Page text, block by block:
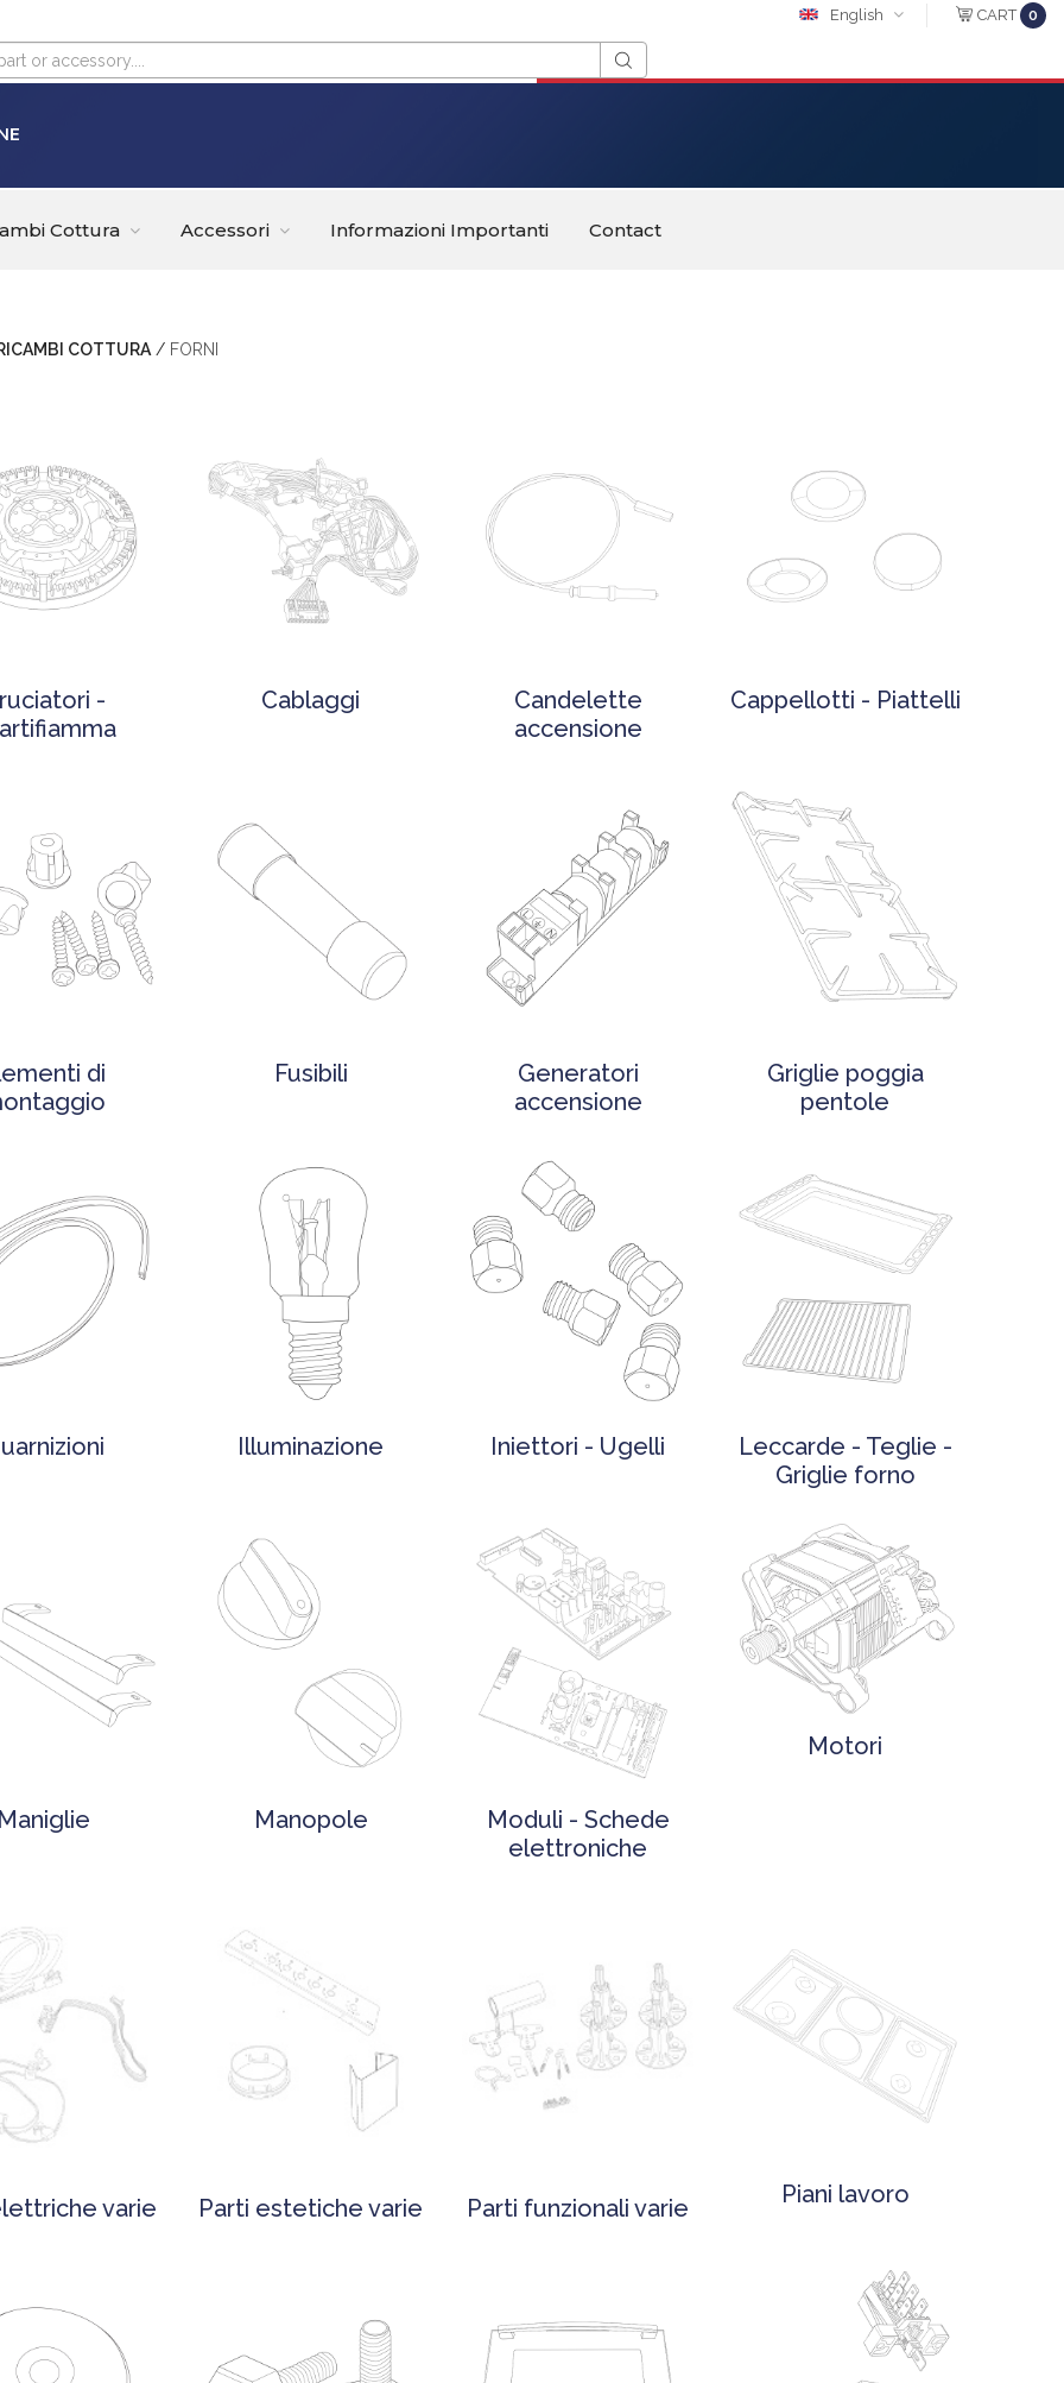
English CART 0
Cottura Accessori Informazioni Importanti Contact
COTTURA / FORNI
-
Cablaggi
Candelette
accensione
Cappellotti - Piattelli
di
Fusibili
Generatori
accensione
Griglie poggia
pentole
Illuminazione Iniettori - Ugelli
Leccarde - Teglie -
Griglie forno
Manopole
Moduli - Schede
elettroniche
Motori
varie Parti estetiche varie Parti funzionali varie
Piani lavoro